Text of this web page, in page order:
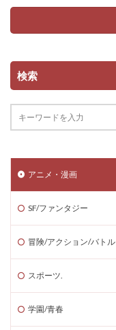
検索
アニメ・漫画
SF/ファンタジー
冒険/アクション/バトル
スポーツ.
学園/青春